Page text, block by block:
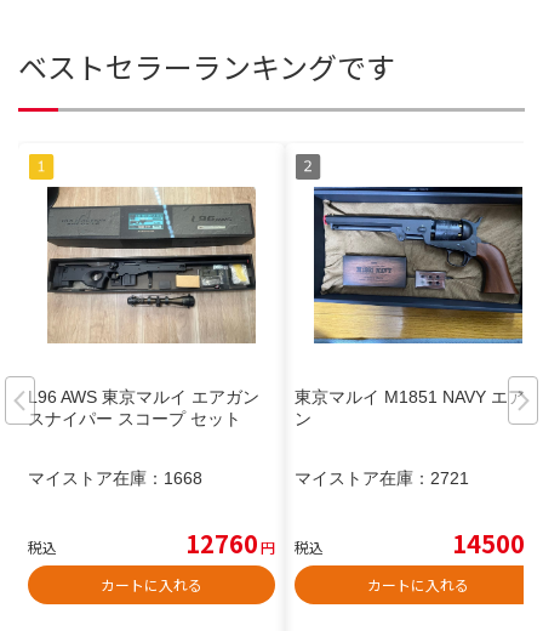
ベストセラーランキングです
L96 AWS 東京マルイ エアガン
スナイパー スコープ セット
マイストア在庫： 1668
税込 12760円
カートに入れる
東京マルイ M1851 NAVY エアガ
ン
マイストア在庫： 2721
税込 14500
カートに入れる